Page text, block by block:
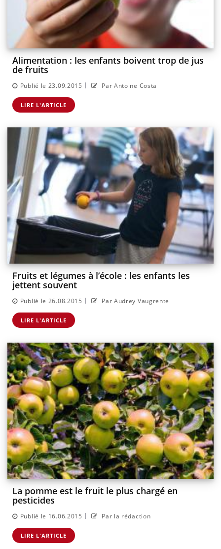
Alimentation : les enfants boivent trop de jus
de fruits
Publié le 23.09.2015 | Par Antoine Costa
LIRE L'ARTICLE
Fruits et légumes à l’école : les enfants les
jettent souvent
Publié le 26.08.2015 | Par Audrey Vaugrente
LIRE L'ARTICLE
La pomme est le fruit le plus chargé en
pesticides
Publié le 16.06.2015 | Par la rédaction
LIRE L'ARTICLE